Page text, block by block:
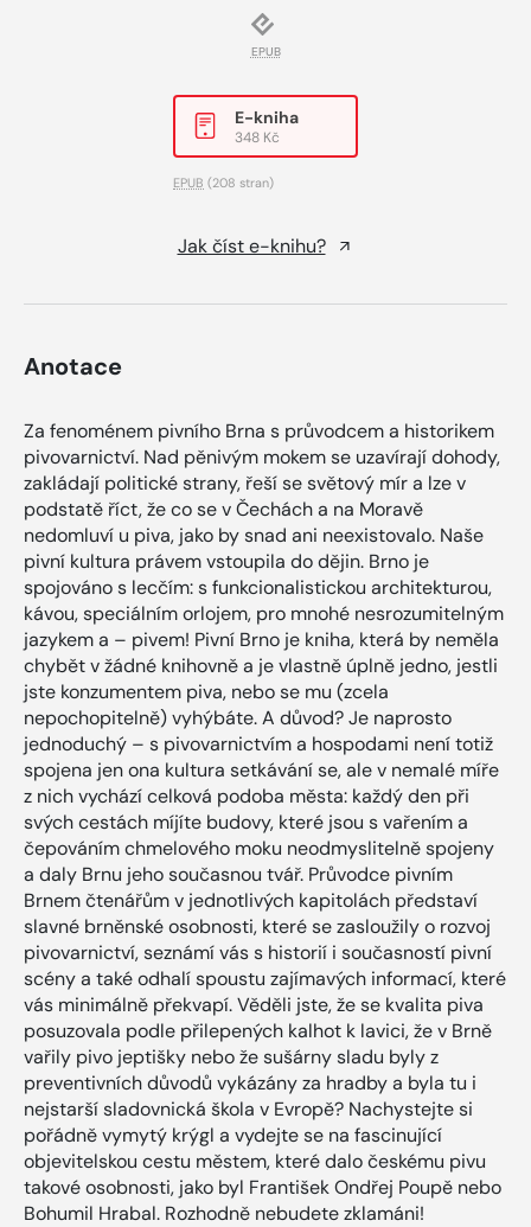
EPUB
E-kniha
348 Kč
EPUB (208 stran)
Jak číst e-knihu?
Anotace
Za fenoménem pivního Brna s průvodcem a historikem
pivovarnictví. Nad pěnivým mokem se uzavírají dohody,
zakládají politické strany, řeší se světový mír a lze v
podstatě říct, že co se v Čechách a na Moravě
nedomluví u piva, jako by snad ani neexistovalo. Naše
pivní kultura právem vstoupila do dějin. Brno je
spojováno s lecčím: s funkcionalistickou architekturou,
kávou, speciálním orlojem, pro mnohé nesrozumitelným
jazykem a – pivem! Pivní Brno je kniha, která by neměla
chybět v žádné knihovně a je vlastně úplně jedno, jestli
jste konzumentem piva, nebo se mu (zcela
nepochopitelně) vyhýbáte. A důvod? Je naprosto
jednoduchý – s pivovarnictvím a hospodami není totiž
spojena jen ona kultura setkávání se, ale v nemalé míře
z nich vychází celková podoba města: každý den při
svých cestách míjíte budovy, které jsou s vařením a
čepováním chmelového moku neodmyslitelně spojeny
a daly Brnu jeho současnou tvář. Průvodce pivním
Brnem čtenářům v jednotlivých kapitolách představí
slavné brněnské osobnosti, které se zasloužily o rozvoj
pivovarnictví, seznámí vás s historií i současností pivní
scény a také odhalí spoustu zajímavých informací, které
vás minimálně překvapí. Věděli jste, že se kvalita piva
posuzovala podle přilepených kalhot k lavici, že v Brně
vařily pivo jeptišky nebo že sušárny sladu byly z
preventivních důvodů vykázány za hradby a byla tu i
nejstarší sladovnická škola v Evropě? Nachystejte si
pořádně vymytý krýgl a vydejte se na fascinující
objevitelskou cestu městem, které dalo českému pivu
takové osobnosti, jako byl František Ondřej Poupě nebo
Bohumil Hrabal. Rozhodně nebudete zklamáni!